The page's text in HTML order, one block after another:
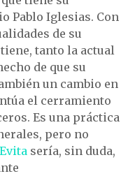
Pablo Iglesias. Con
de su
tanto la actual
de que su
un cambio en
el cerramiento
Es una práctica
pero no
Evita sería, sin duda,